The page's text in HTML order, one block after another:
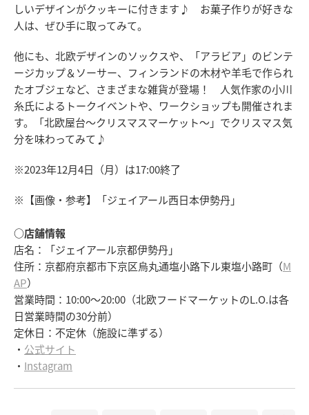
しいデザインがクッキーに付きます♪ お菓子作りが好きな
人は、ぜひ手に取ってみて。
他にも、北欧デザインのソックスや、「アラビア」のビンテ
ージカップ＆ソーサー、フィンランドの木材や羊毛で作られ
たオブジェなど、さまざまな雑貨が登場！ 人気作家の小川
糸氏によるトークイベントや、ワークショップも開催されま
す。「北欧屋台～クリスマスマーケット～」でクリスマス気
分を味わってみて♪
※2023年12月4日（月）は17:00終了
※【画像・参考】「ジェイアール西日本伊勢丹」
○店舗情報
店名：「ジェイアール京都伊勢丹」
住所：京都府京都市下京区烏丸通塩小路下ル東塩小路町（M
AP）
営業時間：10:00～20:00（北欧フードマーケットのL.O.は各
日営業時間の30分前）
定休日：不定休（施設に準ずる）
・ 公式サイト
・ Instagram